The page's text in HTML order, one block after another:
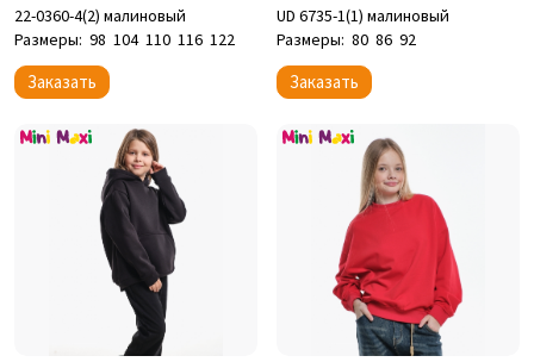
22-0360-4(2) малиновый
Размеры: 98 104 110 116 122
Заказать
UD 6735-1(1) малиновый
Размеры: 80 86 92
Заказать